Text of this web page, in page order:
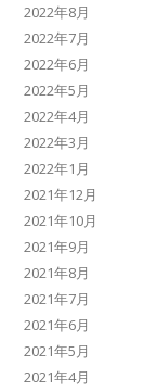
2022年8月
2022年7月
2022年6月
2022年5月
2022年4月
2022年3月
2022年1月
2021年12月
2021年10月
2021年9月
2021年8月
2021年7月
2021年6月
2021年5月
2021年4月